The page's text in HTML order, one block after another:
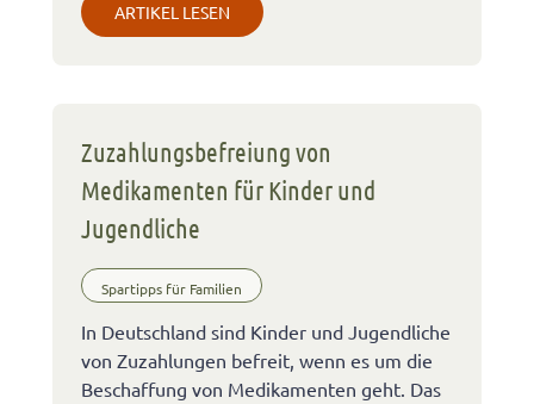
ARTIKEL LESEN
Zuzahlungsbefreiung von
Medikamenten für Kinder und
Jugendliche
Spartipps für Familien
In Deutschland sind Kinder und Jugendliche
von Zuzahlungen befreit, wenn es um die
Beschaffung von Medikamenten geht. Das